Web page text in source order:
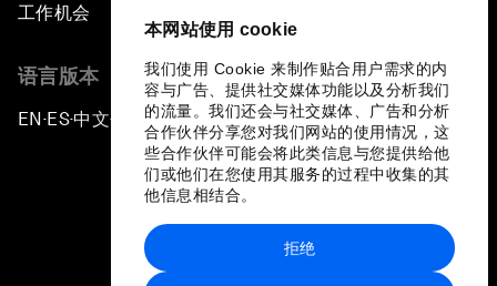
本网站使用 cookie
我们使用 Cookie 来制作贴合用户需求的内
容与广告、提供社交媒体功能以及分析我们
的流量。我们还会与社交媒体、广告和分析
合作伙伴分享您对我们网站的使用情况，这
些合作伙伴可能会将此类信息与您提供给他
们或他们在您使用其服务的过程中收集的其
他信息相结合。
拒绝
工作机会
语言版本
EN ▪ES▪中文▪ 日本語